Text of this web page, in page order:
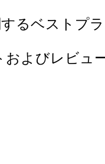
るベストプ
およびレビュ